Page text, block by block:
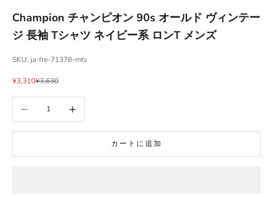
Champion チャンピオン 90s オールド ヴィンテー
ジ 長袖 Tシャツ ネイビー系 ロンT メンズ
SKU: ja-fre-71378-mts
セール価格
¥3,310通常価格
¥3,630
カートに追加